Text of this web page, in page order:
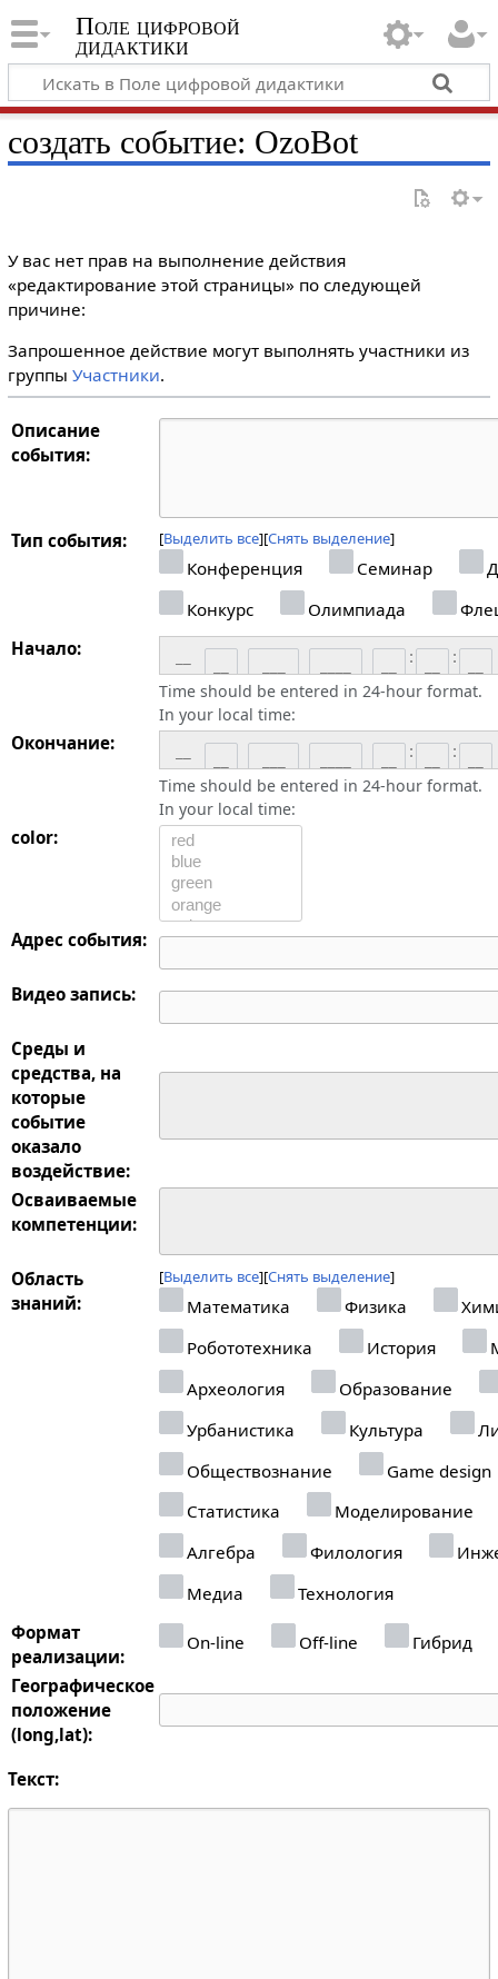
Поле цифровой
дидактики
создать событие: OzoBot
У вас нет прав на выполнение действия
«редактирование этой страницы» по следующей
причине:
Запрошенное действие могут выполнять участники из
группы Участники.
Описание
события:
Тип события: Выделить все Снять выделение
Конференция Семинар
Конкурс
Олимпиада
Начало:
: :
Time should be entered in 24-hour format.
In your local time:
Окончание: : :
Time should be entered in 24-hour format.
In your local time:
color:
Адрес события:
Видео запись:
Среды и
средства, на
которые
событие
оказало
воздействие:
Осваиваемые
компетенции:
Область
знаний:
Выделить все Снять выделение
Математика Физика
Робототехника
История
Археология
Образование
Урбанистика
Культура
Обществознание
Game design
Статистика
Моделирование
Алгебра
Филология
Медиа
Технология
Формат
реализации:
On-line Off-line
Гибрид
Географическое
положение
(long,lat):
Текст: